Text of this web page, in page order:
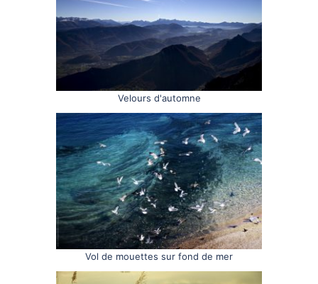
Velours d'automne
Vol de mouettes sur fond de mer